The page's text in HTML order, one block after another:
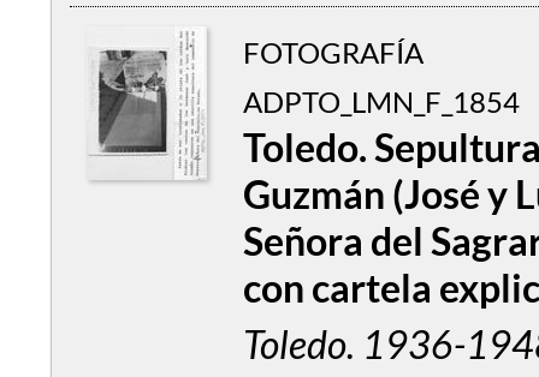
FOTOGRAFÍA
ADPTO_LMN_F_1854
Toledo.
Guzmán (José y
Señora del
con cartela
Toledo. 1936-